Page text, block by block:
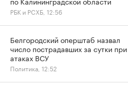
РБК и РСХБ, 12:56
Белгородский оперштаб назвал
число пострадавших за сутки при
атаках ВСУ
Политика, 12:52